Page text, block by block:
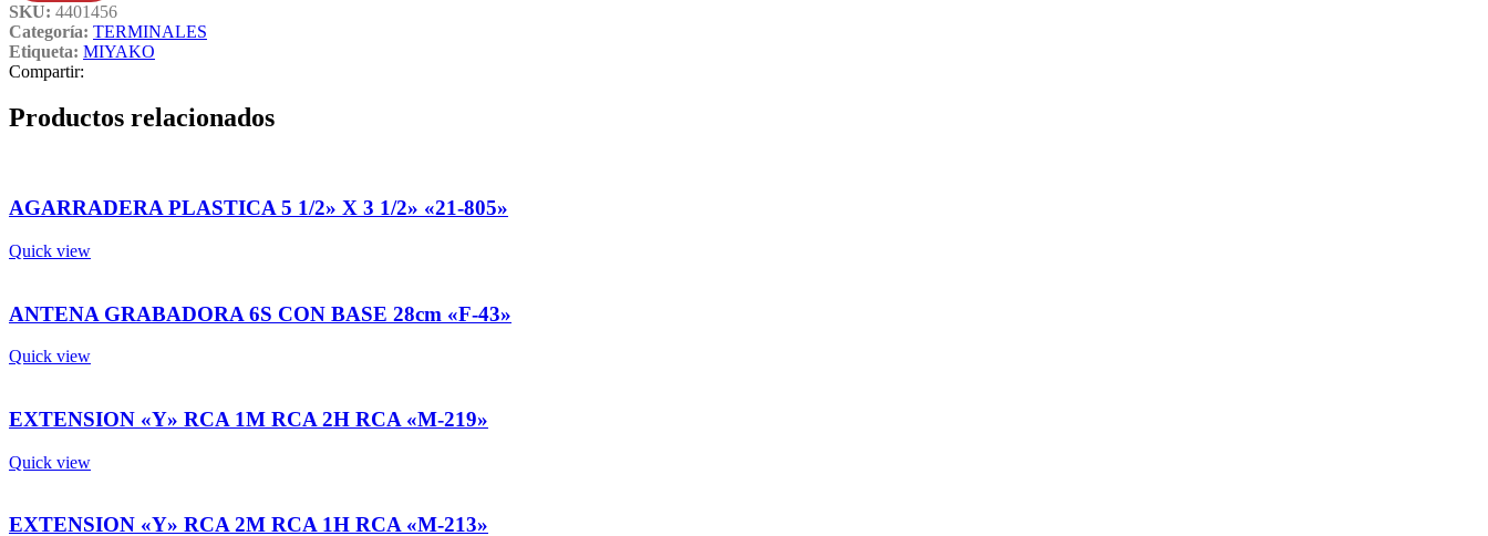
SKU: 4401456
Categoría: TERMINALES
Etiqueta: MIYAKO
Compartir:
Productos relacionados
AGARRADERA PLASTICA 5 1/2» X 3 1/2» «21-805»
Quick view
ANTENA GRABADORA 6S CON BASE 28cm «F-43»
Quick view
EXTENSION «Y» RCA 1M RCA 2H RCA «M-219»
Quick view
EXTENSION «Y» RCA 2M RCA 1H RCA «M-213»